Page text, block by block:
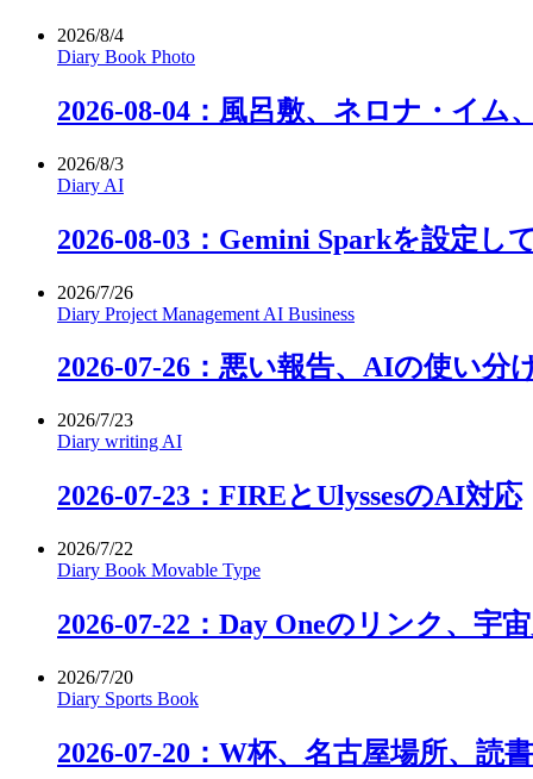
2026/8/4
Diary Book Photo
2026-08-04：風呂敷、ネロナ・イム
2026/8/3
Diary AI
2026-08-03：Gemini Sparkを設定し
2026/7/26
Diary Project Management AI Business
2026-07-26：悪い報告、AIの使い分
2026/7/23
Diary writing AI
2026-07-23：FIREとUlyssesのAI対応
2026/7/22
Diary Book Movable Type
2026-07-22：Day Oneのリンク、宇
2026/7/20
Diary Sports Book
2026-07-20：W杯、名古屋場所、読書